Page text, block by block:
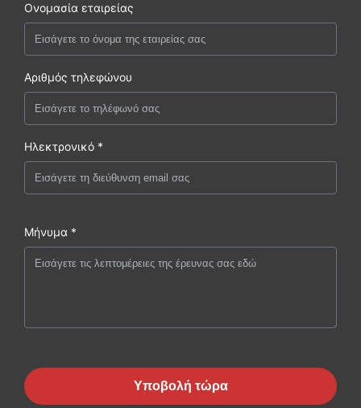
Ονομασία εταιρείας
Αριθμός τηλεφώνου
Ηλεκτρονικό *
Μήνυμα *
Υποβολή τώρα